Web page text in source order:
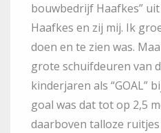
bouwbedrijf Haafkes”
Haafkes en zij mij. Ik
doen en te zien was.
grote schuifdeuren van
kinderjaren als “GOAL”
goal was dat tot op 2,5
daarboven talloze